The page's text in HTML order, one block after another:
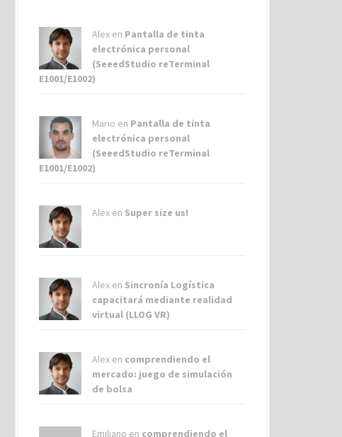
Alex en Pantalla de tinta
electrónica personal
(SeeedStudio reTerminal
E1001/E1002)
Mario en Pantalla de tinta
electrónica personal
(SeeedStudio reTerminal
E1001/E1002)
Alex en Super size us!
Alex en Sincronía Logística
capacitará mediante realidad
virtual (LLOG VR)
Alex en comprendiendo el
mercado: juego de simulación
de bolsa
Emiliano en comprendiendo el